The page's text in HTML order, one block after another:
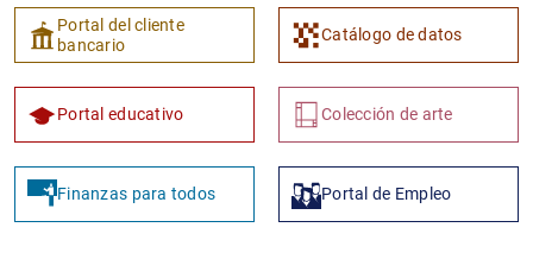
Portal del cliente
bancario
Catálogo de datos
Portal educativo Colección de arte
Finanzas para todos Portal de Empleo